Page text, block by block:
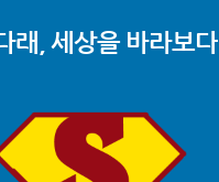
래, 세상을 바라보다